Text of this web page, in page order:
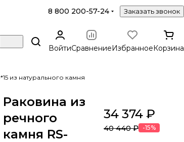
8 800 200-57-24 Заказать звонок
ВойтиСравнениеИзбранноеКорзина
из натурального камня
Раковина из
речного
камня RS-
34 374 ₽
40 440 ₽ -15%